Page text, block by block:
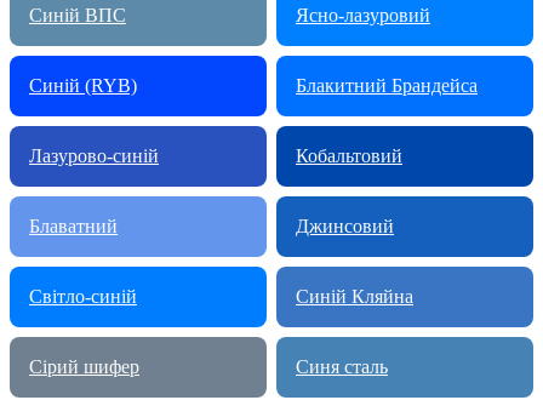
Синій ВПС Ясно-лазуровий
Синій (RYB) Блакитний Брандейса
Лазурово-синій Кобальтовий
Блаватний Джинсовий
Світло-синій Синій Кляйна
Сірий шифер Синя сталь